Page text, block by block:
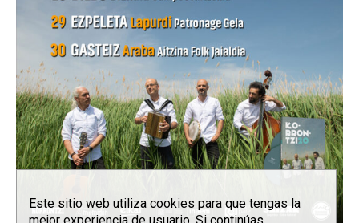
Este sitio web utiliza cookies para que tengas la